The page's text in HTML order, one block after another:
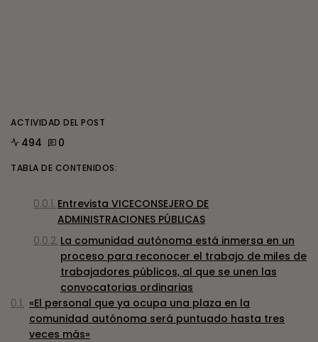
ACTIVIDAD DEL POST
494 0
TABLA DE CONTENIDOS:
Entrevista VICECONSEJERO DE
ADMINISTRACIONES PÚBLICAS
La comunidad autónoma está inmersa en un
proceso para reconocer el trabajo de miles de
trabajadores públicos, al que se unen las
convocatorias ordinarias
«El personal que ya ocupa una plaza en la
comunidad autónoma será puntuado hasta tres
veces más»